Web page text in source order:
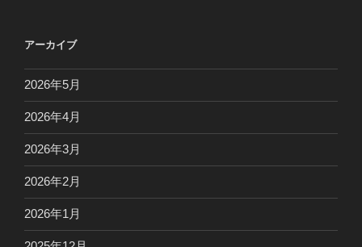
アーカイブ
2026年5月
2026年4月
2026年3月
2026年2月
2026年1月